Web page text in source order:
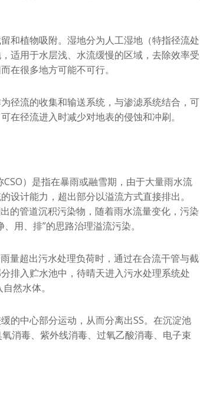
和植物吸附。湿地分为人工湿地（特指径流处
适用于水层浅、水流缓慢的区域，去除效率受
在很多地方可能不可行。
径流的收集和输送系统，与渗滤系统结合，可
在径流进入时减少对地表的侵蚀和冲刷。
）是指在暴雨或融雪期，由于大量雨水流
设计能力，超出部分以溢流方式直接排出。
的管道沉积污染物，随着雨水流量变化，污染
用、排”的思路治理溢流污染。
量超出污水处理负荷时，通过在合流干管与截
排入贮水池中，待晴天进入污水处理系统处
然水体。
的中心部分运动，从而分离出SS。在沉淀池
消毒、紫外线消毒、过氧乙酸消毒、电子束